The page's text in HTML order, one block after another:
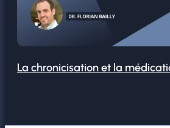
La chronicisation et la